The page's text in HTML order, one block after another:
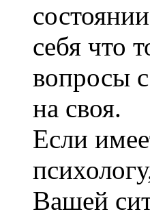
себя что
вопросы
на своя.
Если
Вашей